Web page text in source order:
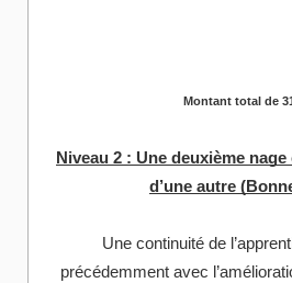
Montant total de
Niveau 2 : Une deuxième
d’une autre
Une continuité de
précédemment avec